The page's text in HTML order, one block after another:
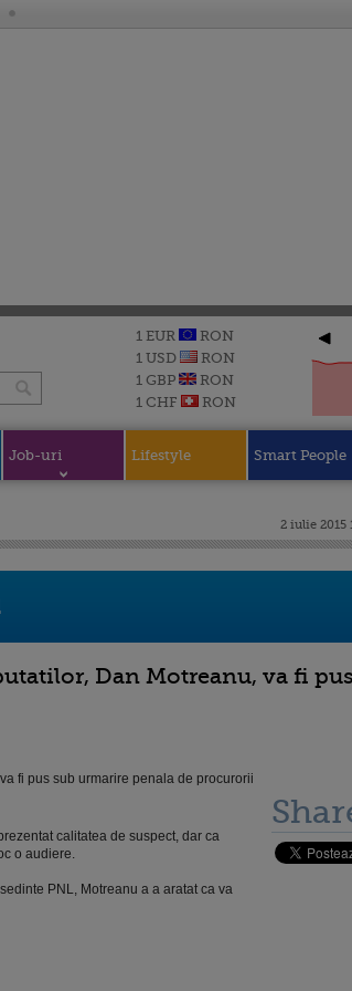
1 EUR
RON
1 USD
RON
1 GBP
RON
1 CHF
RON
Job-uri Lifestyle Smart People
2 iulie 2015
Dan Motreanu, va fi
fi pus sub urmarire penala de procurorii
calitatea de suspect, dar ca
o audiere.
PNL, Motreanu a a aratat ca va